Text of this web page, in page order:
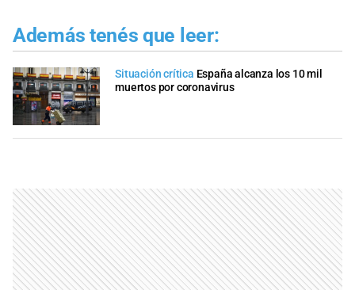
Además tenés que leer:
Situación crítica España alcanza los 10 mil
muertos por coronavirus